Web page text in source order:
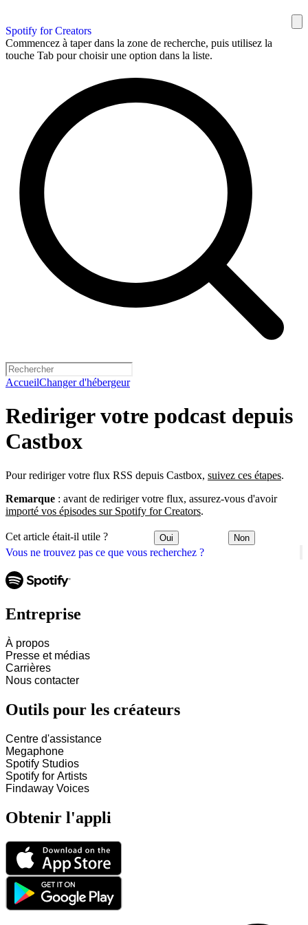
Spotify for Creators
Commencez à taper dans la zone de recherche, puis utilisez la
touche Tab pour choisir une option dans la liste.
AccueilChanger d'hébergeur
Vous ne trouvez pas ce que vous recherchez ?
Rediriger votre podcast depuis
Castbox
Pour rediriger votre flux RSS depuis Castbox, suivez ces étapes.
Remarque : avant de rediriger votre flux, assurez-vous d'avoir
importé vos épisodes sur Spotify for Creators.
Cet article était-il utile ? Oui Non
Entreprise
À propos
Presse et médias
Carrières
Nous contacter
Outils pour les créateurs
Centre d'assistance
Megaphone
Spotify Studios
Spotify for Artists
Findaway Voices
Obtenir l'appli